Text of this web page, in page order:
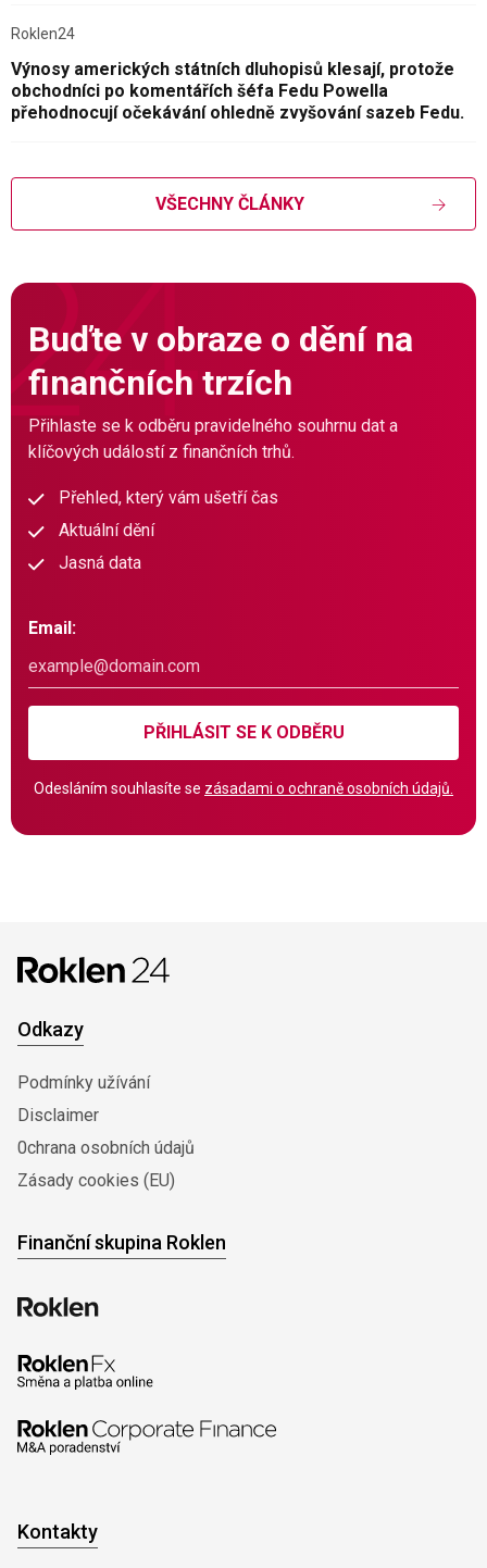
Roklen24
Výnosy amerických státních dluhopisů klesají, protože
obchodníci po komentářích šéfa Fedu Powella
přehodnocují očekávání ohledně zvyšování sazeb Fedu.
VŠECHNY ČLÁNKY
Buďte v obraze o dění na
finančních trzích
Přihlaste se k odběru pravidelného souhrnu dat a
klíčových událostí z finančních trhů.
Přehled, který vám ušetří čas
Aktuální dění
Jasná data
Email:
PŘIHLÁSIT SE K ODBĚRU
Odesláním souhlasíte se zásadami o ochraně osobních údajů.
Odkazy
Podmínky užívání
Disclaimer
0chrana osobních údajů
Zásady cookies (EU)
Finanční skupina Roklen
Kontakty